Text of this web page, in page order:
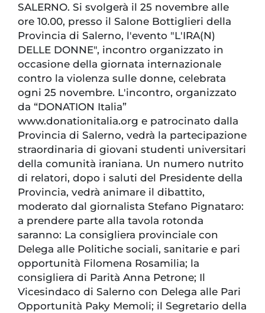
SALERNO. Si svolgerà il 25 novembre alle
ore 10.00, presso il Salone Bottiglieri della
Provincia di Salerno, l'evento "L'IRA(N)
DELLE DONNE", incontro organizzato in
occasione della giornata internazionale
contro la violenza sulle donne, celebrata
ogni 25 novembre. L'incontro, organizzato
da “DONATION Italia”
www.donationitalia.org e patrocinato dalla
Provincia di Salerno, vedrà la partecipazione
straordinaria di giovani studenti universitari
della comunità iraniana. Un numero nutrito
di relatori, dopo i saluti del Presidente della
Provincia, vedrà animare il dibattito,
moderato dal giornalista Stefano Pignataro:
a prendere parte alla tavola rotonda
saranno: La consigliera provinciale con
Delega alle Politiche sociali, sanitarie e pari
opportunità Filomena Rosamilia; la
consigliera di Parità Anna Petrone; Il
Vicesindaco di Salerno con Delega alle Pari
Opportunità Paky Memoli; il Segretario della